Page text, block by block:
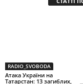
RADIO_SVOBODA
Атака України на
Татарстан: 13 загиблих,